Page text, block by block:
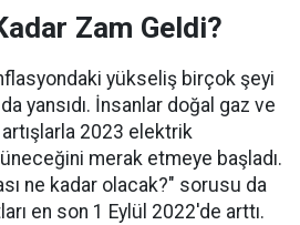
Zam Geldi?
yükseliş birçok şeyi
yansıdı. İnsanlar doğal gaz ve
2023 elektrik
merak etmeye başladı.
ne kadar olacak?" sorusu da
en son 1 Eylül 2022'de arttı.